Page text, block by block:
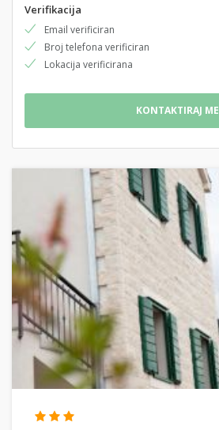
Verifikacija
Email verificiran
Broj telefona verificiran
Lokacija verificirana
KONTAKTIRAJ ME